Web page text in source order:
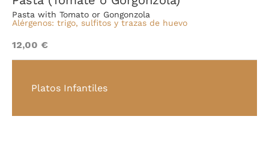
Pasta with Tomato or Gongonzola
Alérgenos: trigo, sulfitos y trazas de huevo
12,00 €
Platos Infantiles